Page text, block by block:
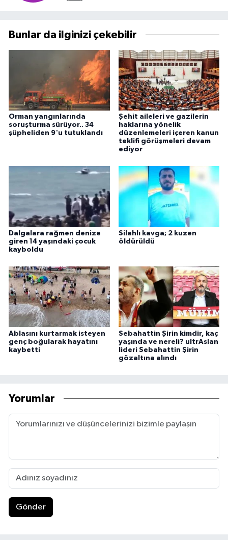
Bunlar da ilginizi çekebilir
Orman yangınlarında
soruşturma sürüyor.. 34
şüpheliden 9'u tutuklandı
Şehit aileleri ve gazilerin
haklarına yönelik
düzenlemeleri içeren kanun
teklifi görüşmeleri devam
ediyor
Dalgalara rağmen denize
giren 14 yaşındaki çocuk
kayboldu
Silahlı kavga; 2 kuzen
öldürüldü
Ablasını kurtarmak isteyen
genç boğularak hayatını
kaybetti
Sebahattin Şirin kimdir, kaç
yaşında ve nereli? ultrAslan
lideri Sebahattin Şirin
gözaltına alındı
Yorumlar
Gönder